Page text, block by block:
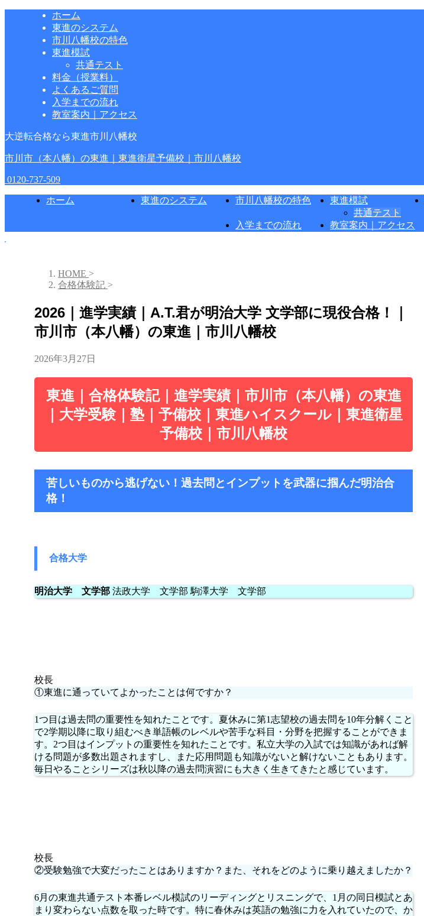
ホーム
東進のシステム
市川八幡校の特色
東進模試
共通テスト
料金（授業料）
よくあるご質問
入学までの流れ
教室案内｜アクセス
大逆転合格なら東進市川八幡校
市川市（本八幡）の東進｜東進衛星予備校｜市川八幡校
0120-737-509
ホーム 東進のシステム 市川八幡校の特色
東進模試
共通テスト
入学までの流れ 教室案内｜アクセス
HOME >
合格体験記 >
2026｜進学実績｜A.T.君が明治大学 文学部に現役合格！｜
市川市（本八幡）の東進｜市川八幡校
2026年3月27日
東進｜合格体験記｜進学実績｜市川市（本八幡）の東進
｜大学受験｜塾｜予備校｜東進ハイスクール｜東進衛星
予備校｜市川八幡校
苦しいものから逃げない！過去問とインプットを武器に掴んだ明治合
格！
合格大学
明治大学 文学部 法政大学 文学部 駒澤大学 文学部
校長
①東進に通っていてよかったことは何ですか？
1つ目は過去問の重要性を知れたことです。夏休みに第1志望校の過去問を10年分解くこと
で2学期以降に取り組むべき単語帳のレベルや苦手な科目・分野を把握することができま
す。2つ目はインプットの重要性を知れたことです。私立大学の入試では知識があれば解
ける問題が多数出題されますし、また応用問題も知識がないと解けないこともあります。
毎日やることシリーズは秋以降の過去問演習にも大きく生きてきたと感じています。
校長
②受験勉強で大変だったことはありますか？また、それをどのように乗り越えましたか？
6月の東進共通テスト本番レベル模試のリーディングとリスニングで、1月の同日模試とあ
まり変わらない点数を取った時です。特に春休みは英語の勉強に力を入れていたので、か